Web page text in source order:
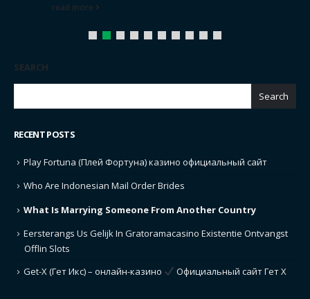
read more
SEARCH
Search
RECENT POSTS
Play Fortuna (Плей Фортуна) казино официальный сайт
Who Are Indonesian Mail Order Brides
What Is Marrying Someone From Another Country
Eersterangs Us Gelijk In Gratoramacasino Existentie Ontvangst
Offlin Slots
Get-X (Гет Икс) – онлайн-казино
Официальный сайт Гет Х